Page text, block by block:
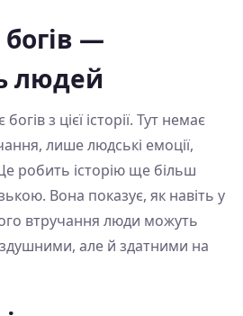
богів —
людей
з цієї історії. Тут немає
лише людські емоції,
робить історію ще більш
Вона показує, як навіть у
втручання люди можуть
але й здатними на